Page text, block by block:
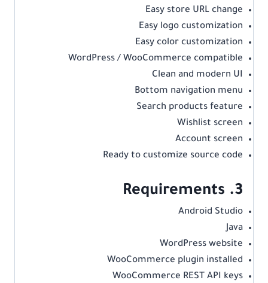
Easy store URL change
Easy logo customization
Easy color customization
WordPress / WooCommerce compatible
Clean and modern UI
Bottom navigation menu
Search products feature
Wishlist screen
Account screen
Ready to customize source code
3. Requirements
Android Studio
Java
WordPress website
WooCommerce plugin installed
WooCommerce REST API keys